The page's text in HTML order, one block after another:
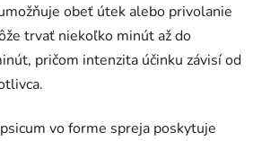
obeť útek alebo privolanie
trvať niekoľko minút až do
pričom intenzita účinku závisí od
vo forme spreja poskytuje